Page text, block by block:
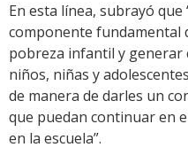
En esta línea, subrayó
componente fundamental
pobreza infantil y generar
niños, niñas y
de manera de darles un
que puedan continuar en
en la escuela”.